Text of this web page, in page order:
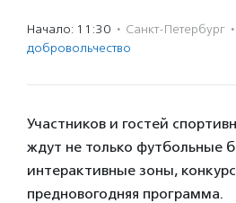
Начало: 11:30 · Санкт-Петербург ·
доброволь­чест­во
Участников и гостей
ждут не только футбольные
интерактивные зоны,
предновогодняя программа.